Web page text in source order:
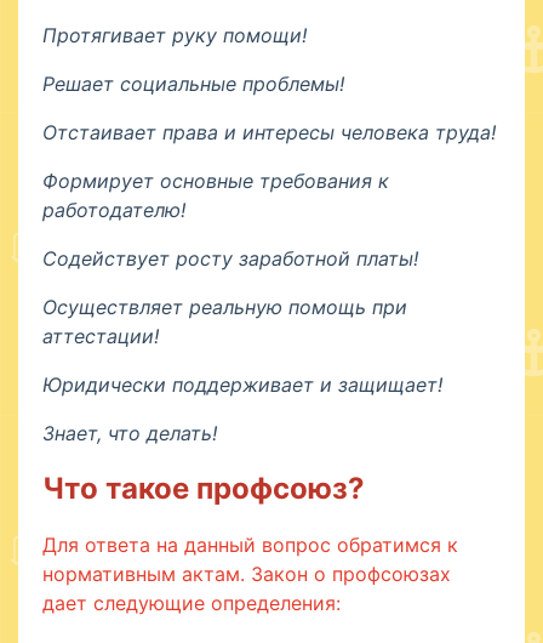
Протягивает руку помощи!
Решает социальные проблемы!
Отстаивает права и интересы человека труда!
Формирует основные требования к
работодателю!
Содействует росту заработной платы!
Осуществляет реальную помощь при
аттестации!
Юридически поддерживает и защищает!
Знает, что делать!
Что такое профсоюз?
Для ответа на данный вопрос обратимся к
нормативным актам. Закон о профсоюзах
дает следующие определения: